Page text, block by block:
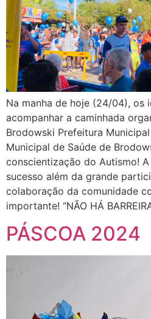
Na manha de hoje (24/04), os
acompanhar a caminhada
Brodowski Prefeitura
Municipal de Saúde de
conscientização do Autismo!
sucesso além da grande
colaboração da comunidade
importante! “NÃO HÁ
PÁSCOA 2024